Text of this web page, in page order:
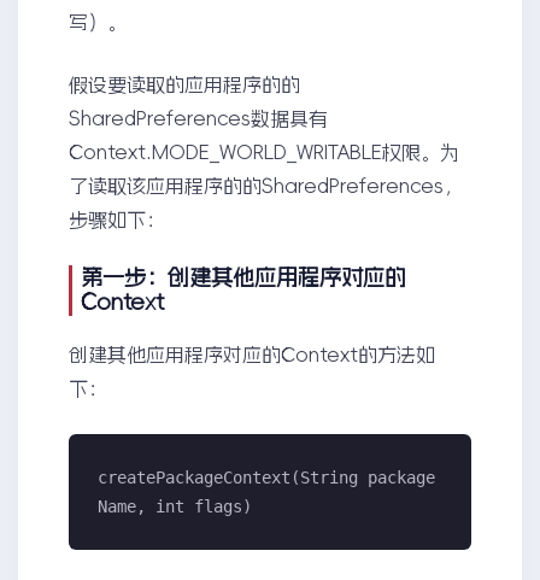
写）。
假设要读取的应用程序的的
SharedPreferences数据具有
Context.MODE_WORLD_WRITABLE权限。为
了读取该应用程序的的SharedPreferences，
步骤如下：
第一步：创建其他应用程序对应的
Context
创建其他应用程序对应的Context的方法如
下：
createPackageContext(String package
Name, int flags)